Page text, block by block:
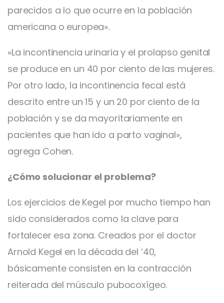
parecidos a lo que ocurre en la población
americana o europea».
«La incontinencia urinaria y el prolapso genital
se produce en un 40 por ciento de las mujeres.
Por otro lado, la incontinencia fecal está
descrito entre un 15 y un 20 por ciento de la
población y se da mayoritariamente en
pacientes que han ido a parto vaginal»,
agrega Cohen.
¿Cómo solucionar el problema?
Los ejercicios de Kegel por mucho tiempo han
sido considerados como la clave para
fortalecer esa zona. Creados por el doctor
Arnold Kegel en la década del ’40,
básicamente consisten en la contracción
reiterada del músculo pubocoxígeo.